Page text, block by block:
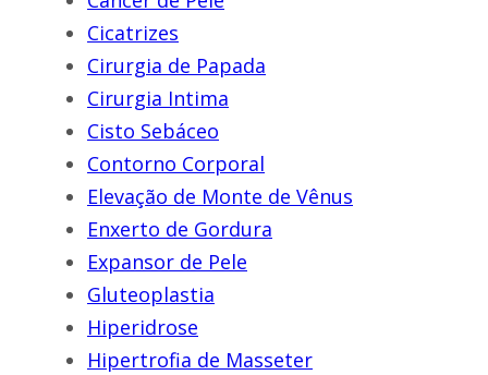
Cicatrizes
Cirurgia de Papada
Cirurgia Intima
Cisto Sebáceo
Contorno Corporal
Elevação de Monte de Vênus
Enxerto de Gordura
Expansor de Pele
Gluteoplastia
Hiperidrose
Hipertrofia de Masseter